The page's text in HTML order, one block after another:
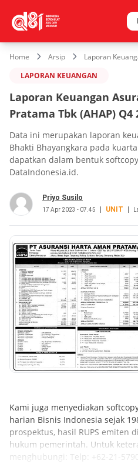
Home Arsip
Laporan
LAPORAN KEUANGAN
Laporan Keuangan
Pratama Tbk (AHAP) Q4
Data ini merupakan laporan
Bhakti Bhayangkara pada
dapatkan dalam bentuk
DataIndonesia.id.
Priyo Susilo
17 Apr 2023 - 07.45 UNIT
Kami juga menyediakan
harian Bisnis Indonesia sejak
prospektus, hasil RUPS emiten
hukum pemerintah. Untuk
menghubungi: Telp: +62-21-